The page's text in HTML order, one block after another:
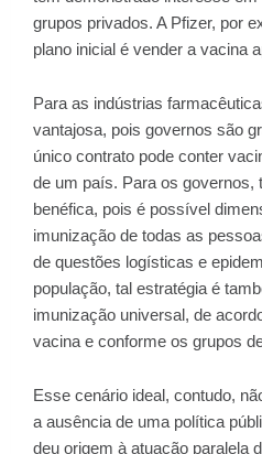
grupos privados. A Pfizer, por
plano inicial é vender a vacina
Para as indústrias
vantajosa, pois governos são
único contrato pode conter
de um país. Para os governos,
benéfica, pois é possível
imunização de todas as
de questões logísticas e
população, tal estratégia é
imunização universal, de
vacina e conforme os grupos
Esse cenário ideal, contudo,
a ausência de uma política
deu origem à atuação paralela